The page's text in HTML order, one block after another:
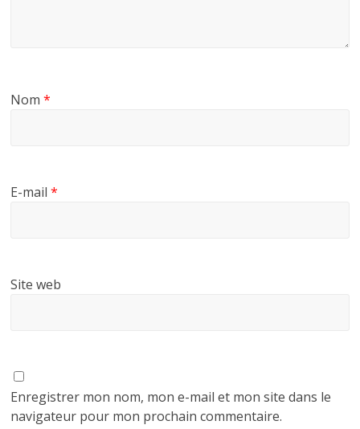
Nom*
E-mail*
Site web
Enregistrer mon nom, mon e-mail et mon site dans le
navigateur pour mon prochain commentaire.